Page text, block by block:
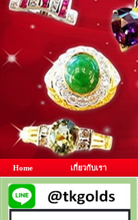
Home เกี่ยวกับเรา